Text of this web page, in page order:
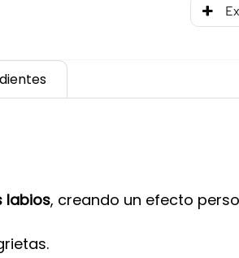
labios, creando un efecto